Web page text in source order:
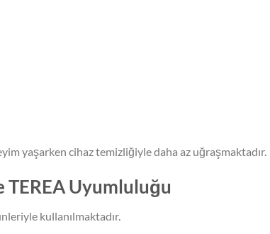
yaşarken cihaz temizliğiyle daha az uğraşmaktadır.
TEREA Uyumluluğu
kullanılmaktadır.